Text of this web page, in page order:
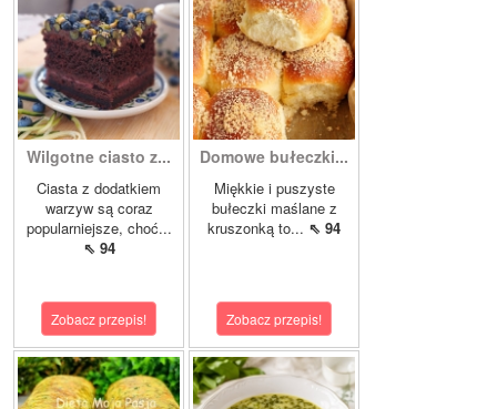
Wilgotne ciasto z...
Ciasta z dodatkiem
warzyw są coraz
popularniejsze, choć...
⇖ 94
Zobacz przepis!
Domowe bułeczki...
Miękkie i puszyste
bułeczki maślane z
kruszonką to... ⇖ 94
Zobacz przepis!